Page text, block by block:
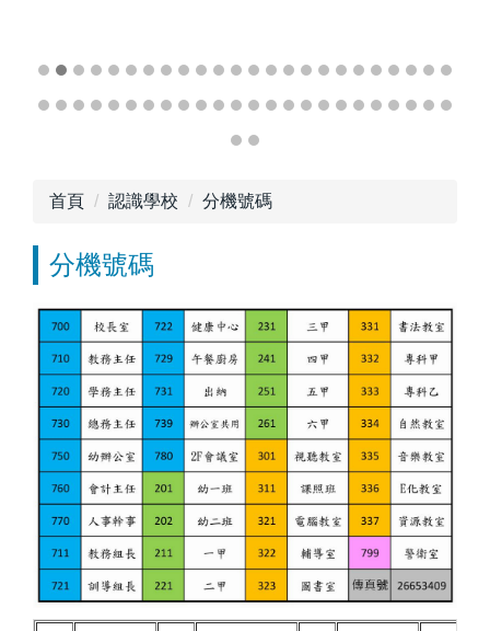
首頁 認識學校 分機號碼
分機號碼